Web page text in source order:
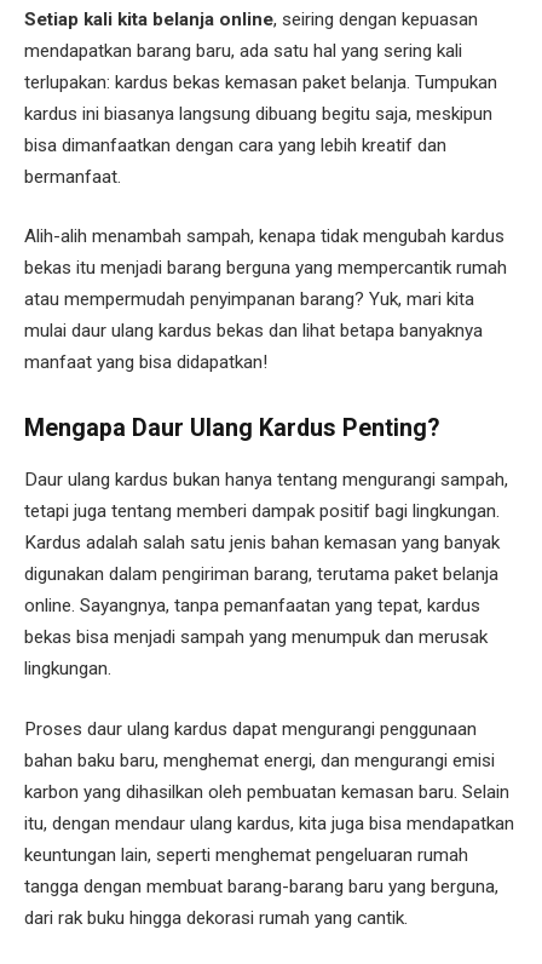
Setiap kali kita belanja online, seiring dengan kepuasan
mendapatkan barang baru, ada satu hal yang sering kali
terlupakan: kardus bekas kemasan paket belanja. Tumpukan
kardus ini biasanya langsung dibuang begitu saja, meskipun
bisa dimanfaatkan dengan cara yang lebih kreatif dan
bermanfaat.
Alih-alih menambah sampah, kenapa tidak mengubah kardus
bekas itu menjadi barang berguna yang mempercantik rumah
atau mempermudah penyimpanan barang? Yuk, mari kita
mulai daur ulang kardus bekas dan lihat betapa banyaknya
manfaat yang bisa didapatkan!
Mengapa Daur Ulang Kardus Penting?
Daur ulang kardus bukan hanya tentang mengurangi sampah,
tetapi juga tentang memberi dampak positif bagi lingkungan.
Kardus adalah salah satu jenis bahan kemasan yang banyak
digunakan dalam pengiriman barang, terutama paket belanja
online. Sayangnya, tanpa pemanfaatan yang tepat, kardus
bekas bisa menjadi sampah yang menumpuk dan merusak
lingkungan.
Proses daur ulang kardus dapat mengurangi penggunaan
bahan baku baru, menghemat energi, dan mengurangi emisi
karbon yang dihasilkan oleh pembuatan kemasan baru. Selain
itu, dengan mendaur ulang kardus, kita juga bisa mendapatkan
keuntungan lain, seperti menghemat pengeluaran rumah
tangga dengan membuat barang-barang baru yang berguna,
dari rak buku hingga dekorasi rumah yang cantik.